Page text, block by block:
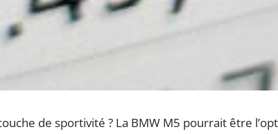
de sportivité ? La BMW M5 pourrait être